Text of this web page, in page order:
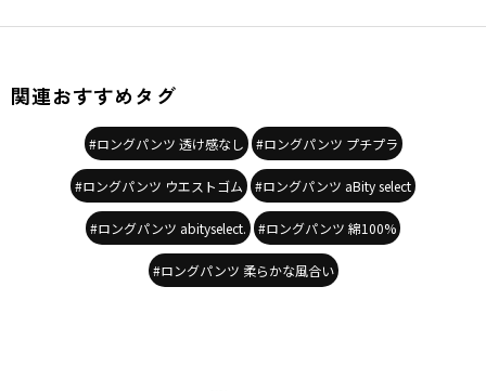
伸縮性：あり
透け感：なし
ポケット：両脇にあり
ウエストゴム：調整不可
＃abityselect#アビティセレクト＃アビティ
#韓国子供服 #韓国子ども服
#子供服 #子ども服 #キッズコーデ
＃おとこのこ＃おとこのこコーデ
＃おんなのこ＃おんなのこコーデ
＃ユニセックス＃ジェンダーレス
関連おすすめタグ
#ロングパンツ 透け感なし #ロングパンツ プチプラ
#ロングパンツ ウエストゴム #ロングパンツ aBity select
#ロングパンツ abityselect. #ロングパンツ 綿100%
#ロングパンツ 柔らかな風合い